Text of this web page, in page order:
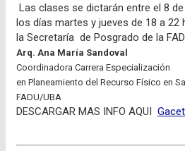
Las clases se dictarán entre el 8
los días martes y jueves de 18 a 22
la Secretaría de Posgrado de la
Arq. Ana María Sandoval
Coordinadora Carrera Especialización
en Planeamiento del Recurso Físico en
FADU/UBA
DESCARGAR MAS INFO AQUI